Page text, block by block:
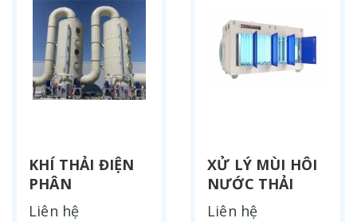
KHÍ THẢI ĐIỆN
PHÂN
Liên hệ
XỬ LÝ MÙI HÔI
NƯỚC THẢI
Liên hệ